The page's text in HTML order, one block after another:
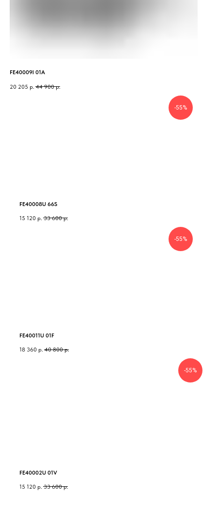
FE40009I 01A
20 205 р. 44 900 р.
-55%
FE40008U 66S
15 120 р. 33 600 р.
-55%
FE40011U 01F
18 360 р. 40 800 р.
-55%
FE40002U 01V
15 120 р. 33 600 р.